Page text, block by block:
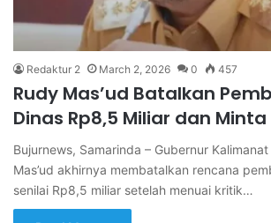
Redaktur 2 March 2, 2026 0 457
Rudy Mas’ud Batalkan
Dinas Rp8,5 Miliar dan
Bujurnews, Samarinda – Gubernur
Mas’ud akhirnya membatalkan rencana
senilai Rp8,5 miliar setelah menuai kritik…